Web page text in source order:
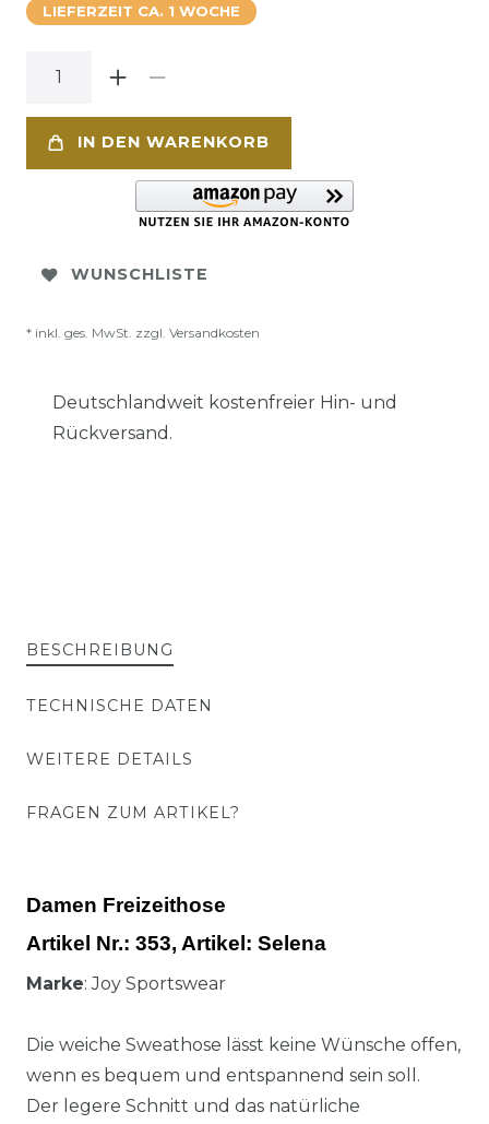
LIEFERZEIT CA. 1 WOCHE
IN DEN WARENKORB
WUNSCHLISTE
* inkl. ges. MwSt. zzgl. Versandkosten
Deutschlandweit kostenfreier Hin- und
Rückversand.
BESCHREIBUNG
TECHNISCHE DATEN
WEITERE DETAILS
FRAGEN ZUM ARTIKEL?
Damen Freizeithose
Artikel Nr.: 353, Artikel : Selena
Marke: Joy Sportswear
Die weiche Sweathose lässt keine Wünsche offen,
wenn es bequem und entspannend sein soll.
Der legere Schnitt und das natürliche